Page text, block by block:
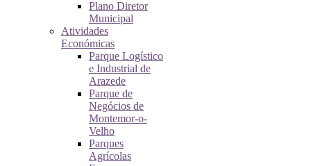
Plano Diretor
Municipal
Atividades
Económicas
Parque Logístico
e Industrial de
Arazede
Parque de
Negócios de
Montemor-o-
Velho
Parques
Agrícolas